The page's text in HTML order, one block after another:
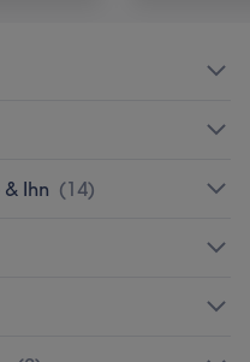
Ihn (14)